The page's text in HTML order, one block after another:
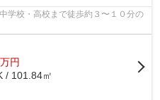
学校・高校まで徒歩約３〜１０分の
万円
/ 101.84㎡